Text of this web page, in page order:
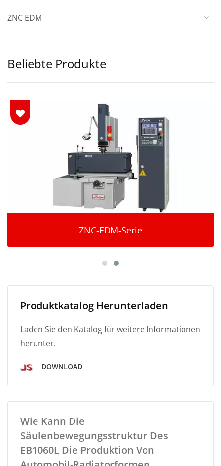
ZNC EDM
Beliebte Produkte
ZNC-EDM-Serie
Produktkatalog Herunterladen
Laden Sie den Katalog für weitere Informationen
herunter.
DOWNLOAD
Wie Kann Die
Säulenbewegungsstruktur Des
EB1060L Die Produktion Von